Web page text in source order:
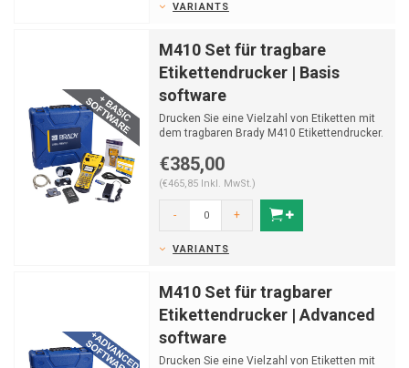
VARIANTS
M410 Set für tragbare
Etikettendrucker | Basis
software
Drucken Sie eine Vielzahl von Etiketten mit
dem tragbaren Brady M410 Etikettendrucker.
€385,00
(€465,85 Inkl. MwSt.)
- +
VARIANTS
M410 Set für tragbarer
Etikettendrucker | Advanced
software
Drucken Sie eine Vielzahl von Etiketten mit